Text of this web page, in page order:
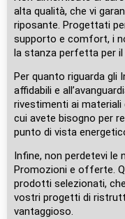
alta qualità, che vi
riposante. Progettati
supporto e comfort, i
la stanza perfetta per il
Per quanto riguarda gli
affidabili e
rivestimenti ai
cui avete bisogno per
punto di vista
Infine, non perdetevi
Promozioni e offerte.
prodotti selezionati,
vostri progetti di
vantaggioso.